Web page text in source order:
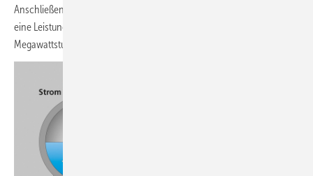
Anschließend kann der Zyklus erneut beginnen. Der Prototyp erreicht
eine Leistung von 0,5 Megawatt und eine Kapazität von 0,4
Megawattstunden.